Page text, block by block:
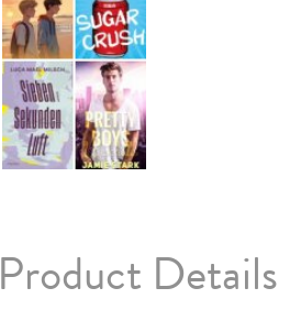
Product Details